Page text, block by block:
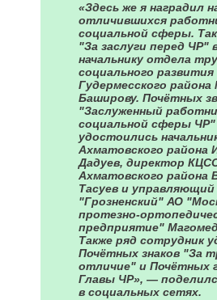
«Здесь же я наградил
отличившихся
социальной сферы.
"За заслуги перед ЧР"
начальнику отдела
социального развития
Гудермесского района
Баширову. Почётных
"Заслуженный
социальной сферы ЧР"
удостоились
Ахматовского района
Дадуев, директор
Ахматовского района
Тасуев и
"Грозненский" АО
протезно-
предприятие"
Также ряд сотрудник
Почётных знаков "За
отличие" и Почётных
Главы ЧР», —
в социальных сетях.